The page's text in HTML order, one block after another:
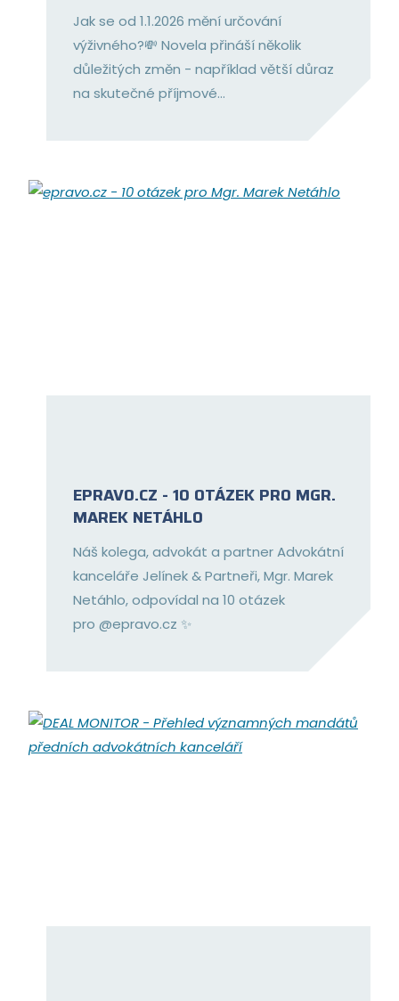
Jak se od 1.1.2026 mění určování
výživného?💸 Novela přináší několik
důležitých změn - například větší důraz
na skutečné příjmové...
EPRAVO.CZ - 10 OTÁZEK PRO MGR.
MAREK NETÁHLO
Náš kolega, advokát a partner Advokátní
kanceláře Jelínek & Partneři, Mgr. Marek
Netáhlo, odpovídal na 10 otázek
pro @epravo.cz ✨